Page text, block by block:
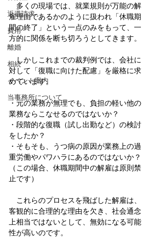
返還請求
費用
離婚
相続
イベント案内
当事務所について
多くの現場では、就業規則が万能の解
雇理由であるかのように扱われ「休職期
間の終了」という一点のみをもって、一
方的に関係を断ち切ろうとしてきます。
しかしこれまでの裁判例では、会社に
対して「復職に向けた配慮」を厳格に求
めています。
・元の業務が無理でも、負担の軽い他の
業務ならこなせるのではないか？
・段階的な復職（試し出勤など）の検討
をしたか？
・そもそも、うつ病の原因が業務上の過
重労働やパワハラにあるのではないか？
（この場合、休職期間中の解雇は原則禁
止です）
これらのプロセスを飛ばした解雇は、
客観的に合理的な理由を欠き、社会通念
上相当ではないとして、無効になる可能
性が高いのです。